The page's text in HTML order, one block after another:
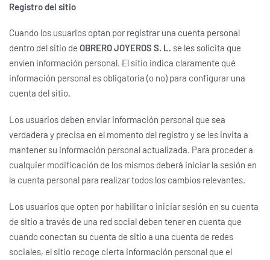
Registro del sitio
Cuando los usuarios optan por registrar una cuenta personal
dentro del sitio de OBRERO JOYEROS S. L. se les solicita que
envíen información personal. El sitio indica claramente qué
información personal es obligatoria (o no) para configurar una
cuenta del sitio.
Los usuarios deben enviar información personal que sea
verdadera y precisa en el momento del registro y se les invita a
mantener su información personal actualizada. Para proceder a
cualquier modificación de los mismos deberá iniciar la sesión en
la cuenta personal para realizar todos los cambios relevantes.
Los usuarios que opten por habilitar o iniciar sesión en su cuenta
de sitio a través de una red social deben tener en cuenta que
cuando conectan su cuenta de sitio a una cuenta de redes
sociales, el sitio recoge cierta información personal que el